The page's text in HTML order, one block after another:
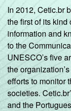
In 2012, Cetic.br
the first of its
information and
to the
UNESCO’s five
the
efforts to monitor
societies.
and the